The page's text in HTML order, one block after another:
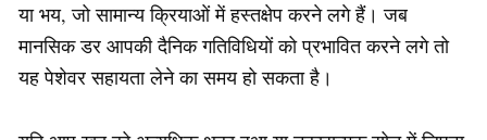
या भय, जो सामान्य क्रियाओं में हस्तक्षेप करने लगे हैं। जब
मानसिक डर आपकी दैनिक गतिविधियों को प्रभावित करने लगे तो
यह पेशेवर सहायता लेने का समय हो सकता है।